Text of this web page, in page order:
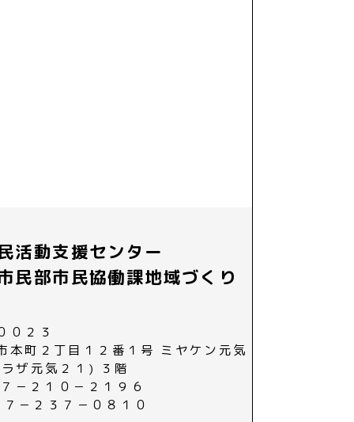
活動支援センター
民部市民協働課地域づくり
０２３
本町２丁目１２番１号 ミヤケン元気
ザ元気２１) ３階
－２１０－２１９６
－２３７－０８１０